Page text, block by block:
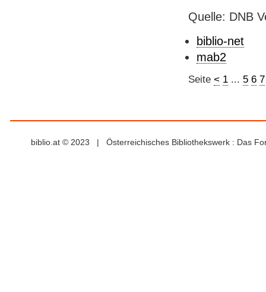
Quelle: DNB
biblio-net
mab2
Seite < 1... 5 6 7
biblio.at © 2023 | Österreichisches Bibliothekswerk : Das